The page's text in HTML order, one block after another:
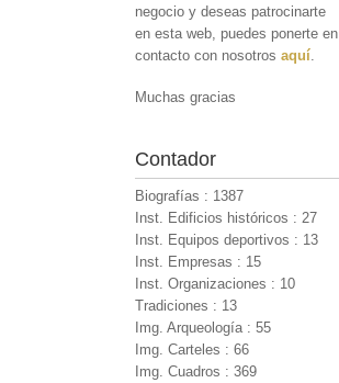
negocio y deseas patrocinarte
en esta web, puedes ponerte en
contacto con nosotrosaquí.
Muchas gracias
Contador
Biografías : 1387
Inst. Edificios históricos : 27
Inst. Equipos deportivos : 13
Inst. Empresas : 15
Inst. Organizaciones : 10
Tradiciones : 13
Img. Arqueología : 55
Img. Carteles : 66
Img. Cuadros : 369